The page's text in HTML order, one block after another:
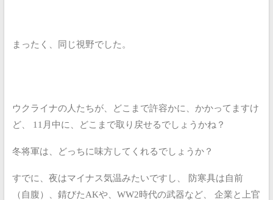
まったく、同じ視野でした。
ウクライナの人たちが、どこまで許容かに、かかってますけ
ど、
11月中に、どこまで取り戻せるでしょうかね？
冬将軍は、どっちに味方してくれるでしょうか？
すでに、夜はマイナス気温みたいですし、
防寒具は自前
（自腹）、錆びたAKや、WW2時代の武器など、
企業と上官